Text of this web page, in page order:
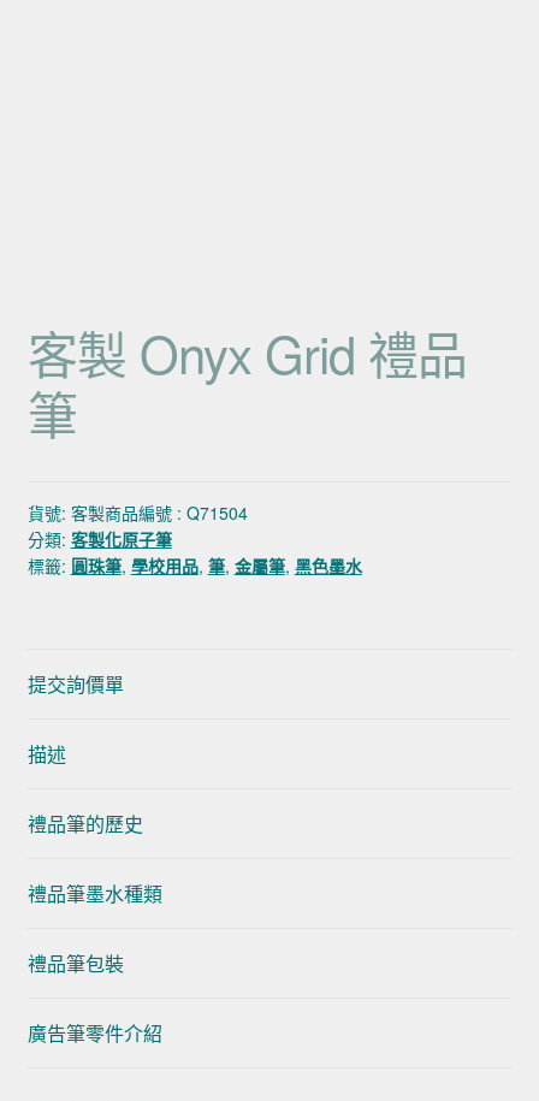
客製 Onyx Grid 禮品
筆
貨號: 客製商品編號 : Q71504
分類: 客製化原子筆
標籤: 圓珠筆, 學校用品, 筆, 金屬筆, 黑色墨水
提交詢價單
描述
禮品筆的歷史
禮品筆墨水種類
禮品筆包裝
廣告筆零件介紹